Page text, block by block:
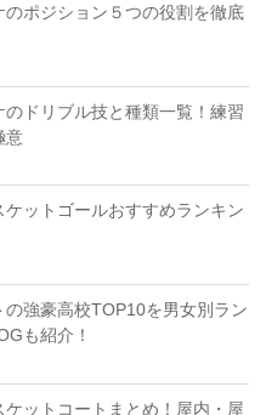
のポジション５つの役割を徹底
のドリブル技と種類一覧！練習
意
ケットゴールおすすめランキン
の強豪高校TOP10を男女別ラン
も紹介！
ケットコートまとめ！屋内・屋